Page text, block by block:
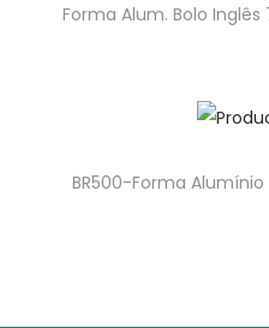
Forma Alum. Bolo Inglês
BR500-Forma